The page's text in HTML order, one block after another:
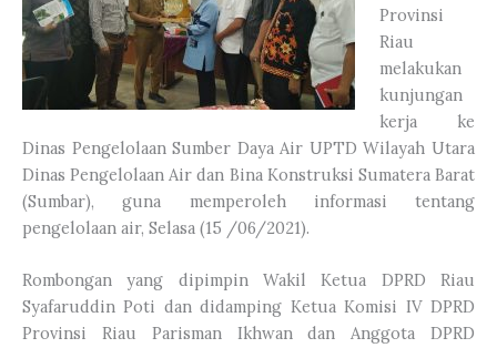
Provinsi
Riau
melakukan
kunjungan
kerja ke
Dinas Pengelolaan Sumber Daya Air UPTD Wilayah Utara
Dinas Pengelolaan Air dan Bina Konstruksi Sumatera Barat
(Sumbar), guna memperoleh informasi tentang
pengelolaan air, Selasa (15 /06/2021).
Rombongan yang dipimpin Wakil Ketua DPRD Riau
Syafaruddin Poti dan didamping Ketua Komisi IV DPRD
Provinsi Riau Parisman Ikhwan dan Anggota DPRD